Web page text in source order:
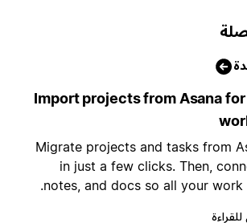
Import projects from
Migrate projects and tasks
in just a few clicks. Then,
notes, and docs so all your